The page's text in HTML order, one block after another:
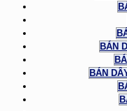
BÁN
BÁN